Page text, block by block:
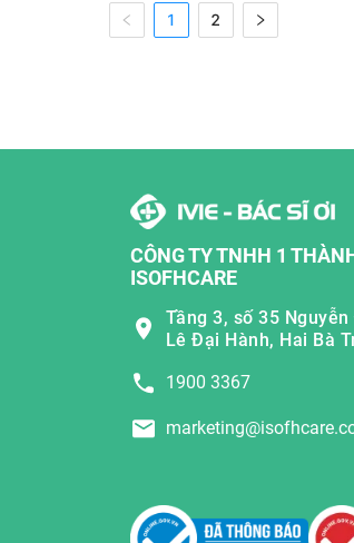
1 2
CÔNG TY TNHH 1
ISOFHCARE
Tầng 3, số 35
Lê Đại Hành, Hai Bà
1900 3367